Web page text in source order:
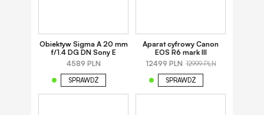
Obiektyw Sigma A 20 mm
f/1.4 DG DN Sony E
4589 PLN
SPRAWDŹ
Aparat cyfrowy Canon
EOS R6 mark III
12499 PLN 12999 PLN
SPRAWDŹ